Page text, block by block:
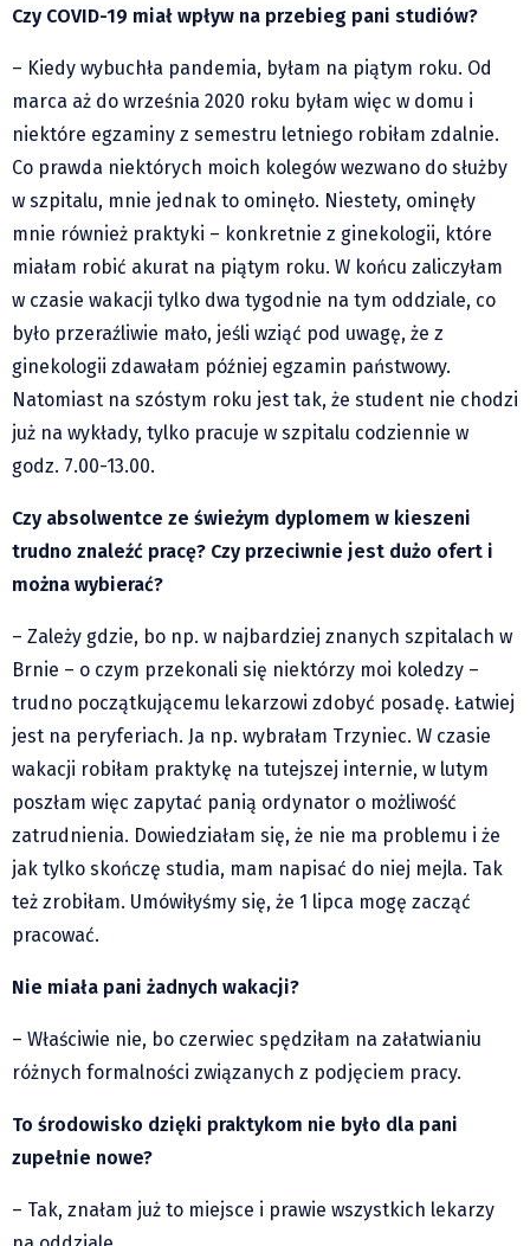
Mrózek i Maćkowiak
PODCAST "GŁOS MAMY"
STREFA PREMIUM
Czy COVID-19 miał wpływ na przebieg pani studiów?
– Kiedy wybuchła pandemia, byłam na piątym roku. Od
marca aż do września 2020 roku byłam więc w domu i
niektóre egzaminy z semestru letniego robiłam zdalnie.
Co prawda niektórych moich kolegów wezwano do służby
w szpitalu, mnie jednak to ominęło. Niestety, ominęły
mnie również praktyki – konkretnie z ginekologii, które
miałam robić akurat na piątym roku. W końcu zaliczyłam
w czasie wakacji tylko dwa tygodnie na tym oddziale, co
było przeraźliwie mało, jeśli wziąć pod uwagę, że z
ginekologii zdawałam później egzamin państwowy.
Natomiast na szóstym roku jest tak, że student nie chodzi
już na wykłady, tylko pracuje w szpitalu codziennie w
godz. 7.00-13.00.
Czy absolwentce ze świeżym dyplomem w kieszeni
trudno znaleźć pracę? Czy przeciwnie jest dużo ofert i
można wybierać?
– Zależy gdzie, bo np. w najbardziej znanych szpitalach w
Brnie – o czym przekonali się niektórzy moi koledzy –
trudno początkującemu lekarzowi zdobyć posadę. Łatwiej
jest na peryferiach. Ja np. wybrałam Trzyniec. W czasie
wakacji robiłam praktykę na tutejszej internie, w lutym
poszłam więc zapytać panią ordynator o możliwość
zatrudnienia. Dowiedziałam się, że nie ma problemu i że
jak tylko skończę studia, mam napisać do niej mejla. Tak
też zrobiłam. Umówiłyśmy się, że 1 lipca mogę zacząć
pracować.
Nie miała pani żadnych wakacji?
– Właściwie nie, bo czerwiec spędziłam na załatwianiu
różnych formalności związanych z podjęciem pracy.
To środowisko dzięki praktykom nie było dla pani
zupełnie nowe?
– Tak, znałam już to miejsce i prawie wszystkich lekarzy